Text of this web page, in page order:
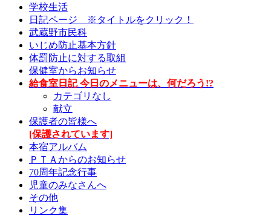
学校生活
日記ページ ※タイトルをクリック！
武蔵野市民科
いじめ防止基本方針
体罰防止に対する取組
保健室からお知らせ
給食室日記 今日のメニューは、何だろう!?
カテゴリなし
献立
保護者の皆様へ
[保護されています]
本宿アルバム
ＰＴＡからのお知らせ
70周年記念行事
児童のみなさんへ
その他
リンク集